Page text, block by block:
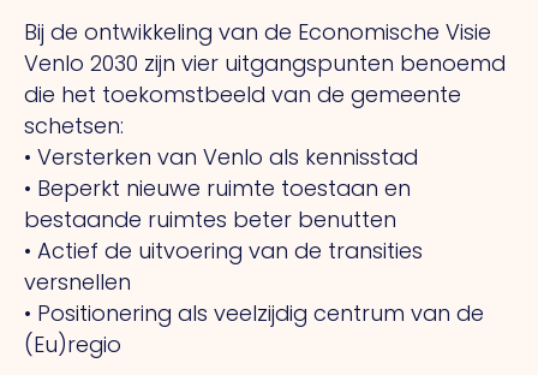
Bij de ontwikkeling van de Economische Visie
Venlo 2030 zijn vier uitgangspunten benoemd
die het toekomstbeeld van de gemeente
schetsen:
• Versterken van Venlo als kennisstad
• Beperkt nieuwe ruimte toestaan en
bestaande ruimtes beter benutten
• Actief de uitvoering van de transities
versnellen
• Positionering als veelzijdig centrum van de
(Eu)regio